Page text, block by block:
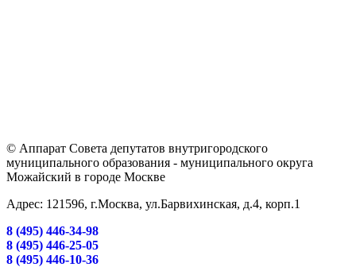
© Аппарат Совета депутатов внутригородского
муниципального образования - муниципального округа
Можайский в городе Москве
Адрес: 121596, г.Москва, ул.Барвихинская, д.4, корп.1
8 (495) 446-34-98
8 (495) 446-25-05
8 (495) 446-10-36